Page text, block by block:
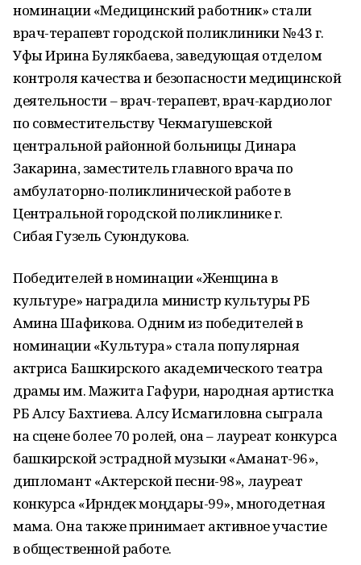
номинации «Медицинский работник» стали
врач-терапевт городской поликлиники № 43 г.
Уфы Ирина Булякбаева, заведующая отделом
контроля качества и безопасности медицинской
деятельности – врач-терапевт, врач-кардиолог
по совместительству Чекмагушевской
центральной районной больницы Динара
Закарина, заместитель главного врача по
амбулаторно-поликлинической работе в
Центральной городской поликлинике г.
Сибая Гузель Суюндукова.
Победителей в номинации «Женщина в
культуре» наградила министр культуры РБ
Амина Шафикова. Одним из победителей в
номинации «Культура» стала популярная
актриса Башкирского академического театра
драмы им. Мажита Гафури, народная артистка
РБ Алсу Бахтиева. Алсу Исмагиловна сыграла
на сцене более 70 ролей, она – лауреат конкурса
башкирской эстрадной музыки «Аманат-96»,
дипломант «Актерской песни-98», лауреат
конкурса «Ирәндек моңдары-99», многодетная
мама. Она также принимает активное участие
в общественной работе.